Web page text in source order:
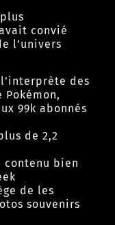
convié
l’univers
l’interprète des
99k abonnés
de 2,2
contenu bien
de les
souvenirs